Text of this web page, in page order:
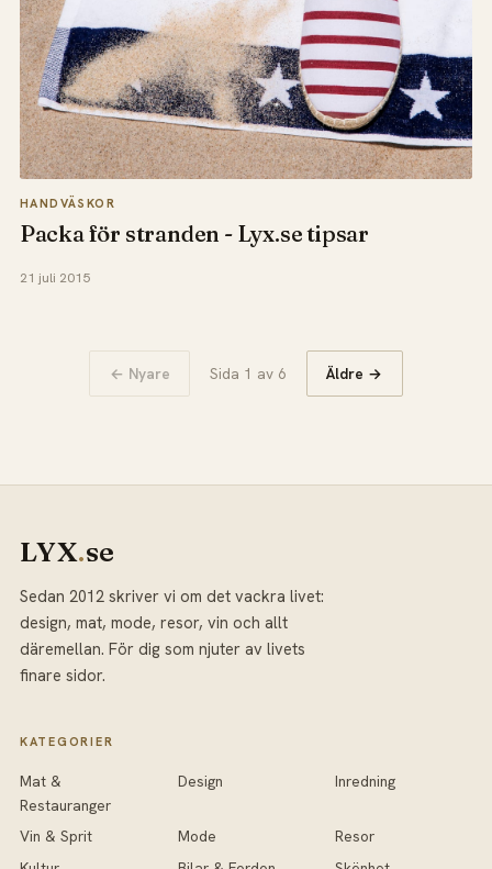
HANDVÄSKOR
Packa för stranden - Lyx.se tipsar
21 juli 2015
← Nyare Sida 1 av 6 Äldre →
LYX.se
Sedan 2012 skriver vi om det vackra livet:
design, mat, mode, resor, vin och allt
däremellan. För dig som njuter av livets
finare sidor.
KATEGORIER
Mat &
Restauranger
Design Inredning
Vin & Sprit Mode
Resor